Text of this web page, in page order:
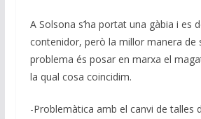
A Solsona s’ha portat una gàbia i es
contenidor, però la millor manera de
problema és posar en marxa el
la qual cosa coincidim.
-Problemàtica amb el canvi de talles